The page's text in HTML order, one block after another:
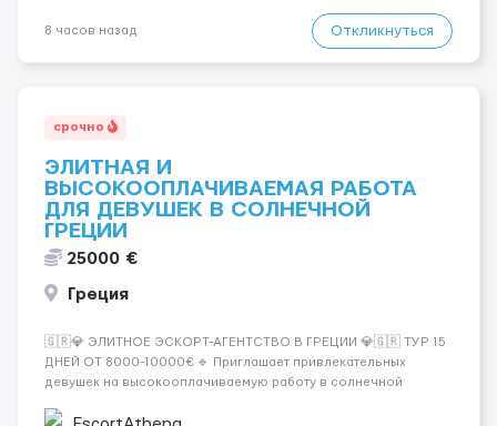
8 часов назад Откликнуться
срочно
ЭЛИТНАЯ И
ВЫСОКООПЛАЧИВАЕМАЯ РАБОТА
ДЛЯ ДЕВУШЕК В СОЛНЕЧНОЙ
ГРЕЦИИ
25000 €
Греция
🇬🇷💎 ЭЛИТНОЕ ЭСКОРТ-АГЕНТСТВО В ГРЕЦИИ 💎🇬🇷 ТУР 15
ДНЕЙ ОТ 8000-10000€ 🔹 Приглашает привлекательных
девушек на высокооплачиваемую работу в солнечной
хорошие деньги 💶 — это предложение для тебя! 🔹